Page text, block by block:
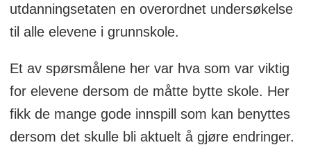
utdanningsetaten en overordnet undersøkelse
til alle elevene i grunnskole.
Et av spørsmålene her var hva som var viktig
for elevene dersom de måtte bytte skole. Her
fikk de mange gode innspill som kan benyttes
dersom det skulle bli aktuelt å gjøre endringer.